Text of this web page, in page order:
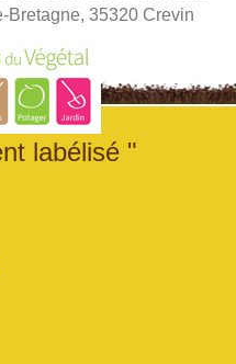
Bretagne, 35320 Crevin
labélisé "